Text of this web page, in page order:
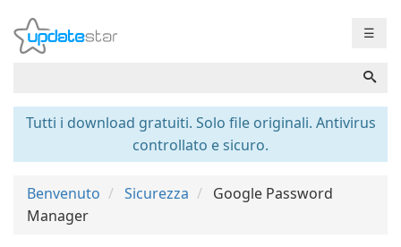
☰
Tutti i download gratuiti. Solo file originali. Antivirus
controllato e sicuro.
Benvenuto Sicurezza
Google Password
Manager